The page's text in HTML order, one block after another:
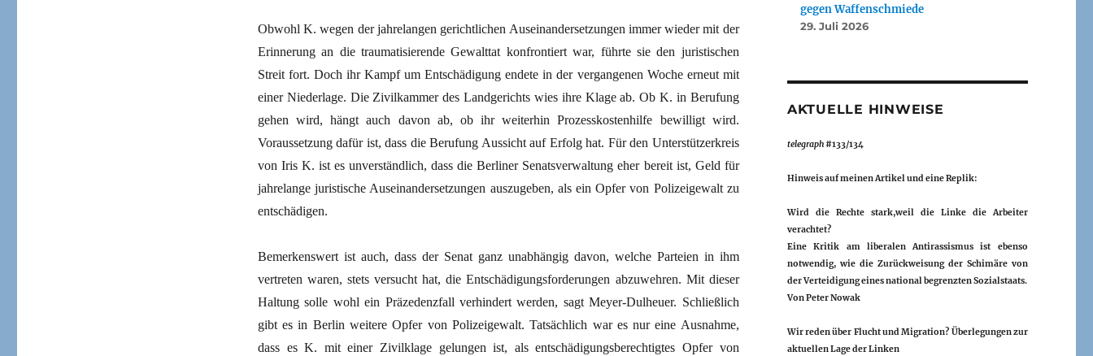
Obwohl K. wegen der jahrelangen gerichtlichen Auseinandersetzungen immer wieder mit der
Erinnerung an die traumatisierende Gewalttat konfrontiert war, führte sie den juristischen
Streit fort. Doch ihr Kampf um Entschädigung endete in der vergangenen Woche erneut mit
einer Niederlage. Die Zivilkammer des Landgerichts wies ihre Klage ab. Ob K. in Berufung
gehen wird, hängt auch davon ab, ob ihr weiterhin Prozesskostenhilfe bewilligt wird.
Voraussetzung dafür ist, dass die Berufung Aussicht auf Erfolg hat. Für den Unterstützerkreis
von Iris K. ist es unverständlich, dass die Berliner Senatsverwaltung eher bereit ist, Geld für
jahrelange juristische Auseinandersetzungen auszugeben, als ein Opfer von Polizeigewalt zu
entschädigen.
Bemerkenswert ist auch, dass der Senat ganz unabhängig davon, welche Parteien in ihm
vertreten waren, stets versucht hat, die Entschädigungsforderungen abzuwehren. Mit dieser
Haltung solle wohl ein Präzedenzfall verhindert werden, sagt Meyer-Dulheuer. Schließlich
gibt es in Berlin weitere Opfer von Polizeigewalt. Tatsächlich war es nur eine Ausnahme,
dass es K. mit einer Zivilklage gelungen ist, als entschädigungsberechtigtes Opfer von
gegen Waffenschmiede
29. Juli 2026
AKTUELLE HINWEISE
telegraph#133/134
Hinweis auf meinen Artikel und eine Replik:
Wird die Rechte stark,weil die Linke die Arbeiter
verachtet?
Eine Kritik am liberalen Antirassismus ist ebenso
notwendig, wie die Zurückweisung der Schimäre von
der Verteidigung eines national begrenzten Sozialstaats.
VonPeter Nowak
Wir reden über Flucht und Migration? Überlegungen zur
aktuellen Lage der Linken